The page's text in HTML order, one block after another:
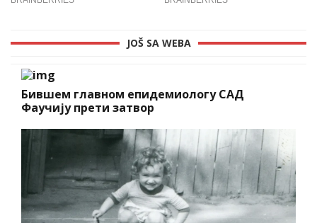
JOŠ SA WEBA
Бившем главном епидемиологу САД
Фаучију прети затвор